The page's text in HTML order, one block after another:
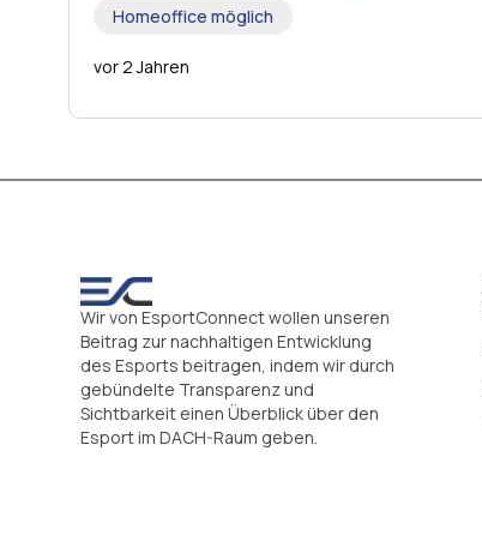
Homeoffice möglich
vor 2 Jahren
Wir von EsportConnect wollen unseren
Beitrag zur nachhaltigen Entwicklung
des Esports beitragen, indem wir durch
gebündelte Transparenz und
Sichtbarkeit einen Überblick über den
Esport im DACH-Raum geben.